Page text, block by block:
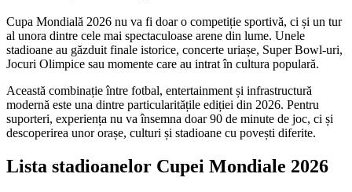
Cupa Mondială 2026 nu va fi doar o competiție sportivă, ci și un tur
al unora dintre cele mai spectaculoase arene din lume. Unele
stadioane au găzduit finale istorice, concerte uriașe, Super Bowl-uri,
Jocuri Olimpice sau momente care au intrat în cultura populară.
Această combinație între fotbal, entertainment și infrastructură
modernă este una dintre particularitățile ediției din 2026. Pentru
suporteri, experiența nu va însemna doar 90 de minute de joc, ci și
descoperirea unor orașe, culturi și stadioane cu povești diferite.
Lista stadioanelor Cupei Mondiale 2026